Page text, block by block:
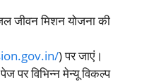
जीवन मिशन योजना की
) पर जाएं।
पर विभिन्न मेन्यू विकल्प